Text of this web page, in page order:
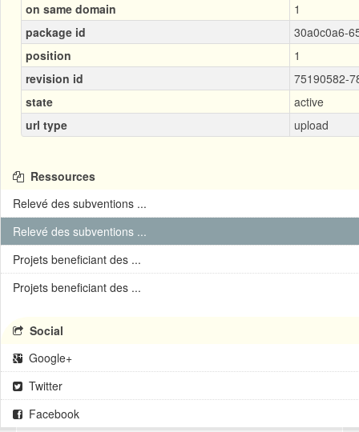
on same domain
1
package id
30a0c0a6-
position
1
revision id
75190582-
state
active
url type
upload
Ressources
Relevé des subventions ...
Relevé des subventions ...
Projets beneficiant des ...
Projets beneficiant des ...
Social
Google+
Twitter
Facebook